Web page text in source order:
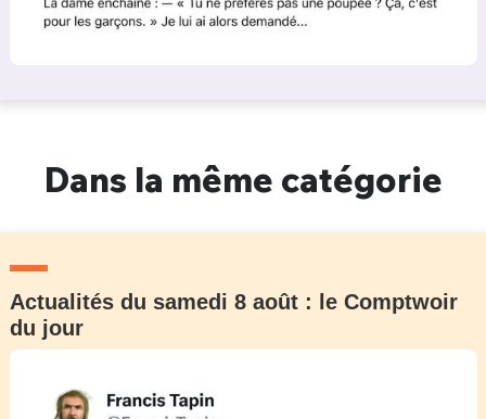
Dans la même catégorie
Actualités du samedi 8 août : le Comptwoir
du jour